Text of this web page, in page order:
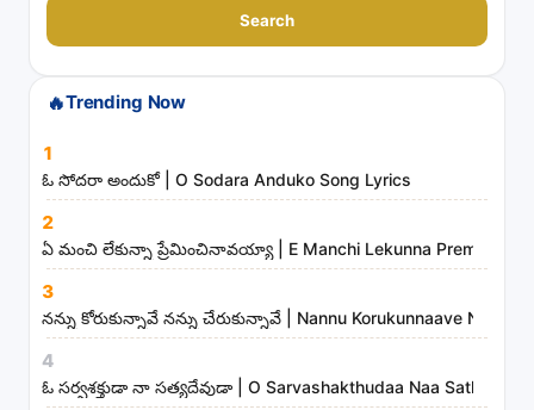
a
r
h
o
n
g
s
,
a
r
t
Search
🔥Trending Now
1
ఓ సోదరా అందుకో | O Sodara Anduko Song Lyrics
2
ఏ మంచి లేకున్నా ప్రేమించినావయ్యా | E Manchi Lekunna
3
నన్ను కోరుకున్నావే నన్ను చేరుకున్నావే | Nannu Korukunnaave Nannu
4
ఓ సర్వశక్తుడా నా సత్యదేవుడా | O Sarvashakthudaa Naa